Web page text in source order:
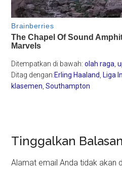
Ditempatkan di bawah:olah raga ,
Ditag dengan:Erling Haaland Liga
klasemen ,Southampton
Reader
Interactions
Tinggalkan Balasan
Alamat email Anda tidak akan